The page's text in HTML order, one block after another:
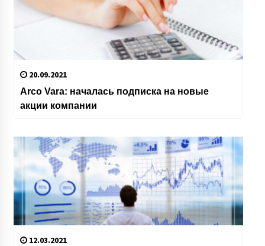
20.09.2021
Arco Vara: началась подписка на новые
акции компании
12.03.2021